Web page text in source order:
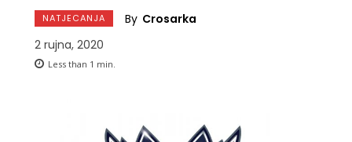
NATJECANJA By Crosarka
2 rujna, 2020
Less than 1 min.